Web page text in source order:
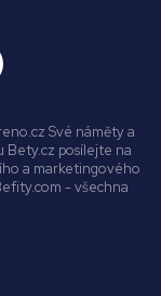
Své náměty a
posílejte na
a marketingového
- všechna